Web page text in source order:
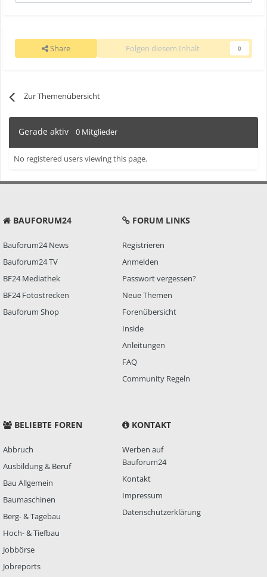
Share Folgen diesem Inhalt 0
Zur Themenübersicht
Gerade aktiv 0 Mitglieder
No registered users viewing this page.
BAUFORUM24
Bauforum24 News
Bauforum24 TV
BF24 Mediathek
BF24 Fotostrecken
Bauforum Shop
FORUM LINKS
Registrieren
Anmelden
Passwort vergessen?
Neue Themen
Forenübersicht
Inside
Anleitungen
FAQ
Community Regeln
BELIEBTE FOREN
Abbruch
Ausbildung & Beruf
Bau Allgemein
Baumaschinen
Berg- & Tagebau
Hoch- & Tiefbau
Jobbörse
Jobreports
KONTAKT
Werben auf
Bauforum24
Kontakt
Impressum
Datenschutzerklärung